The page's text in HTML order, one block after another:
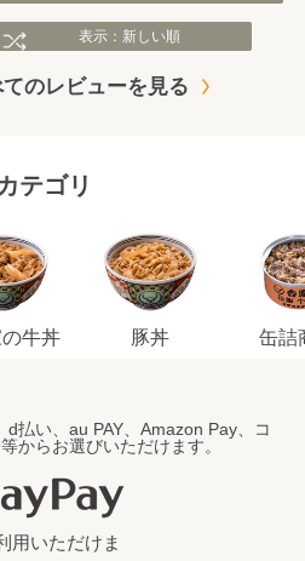
表示：新しい順
のレビューを見る
テゴリ
牛丼 豚丼 缶詰
払い、au PAY、Amazon Pay、コ
からお選びいただけます。
用いただけま